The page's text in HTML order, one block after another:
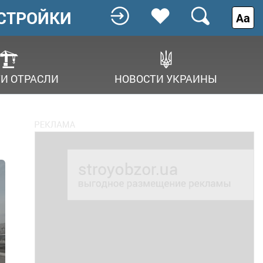
ОТРАСЛИ НОВОСТИ УКРАИНЫ
Аа